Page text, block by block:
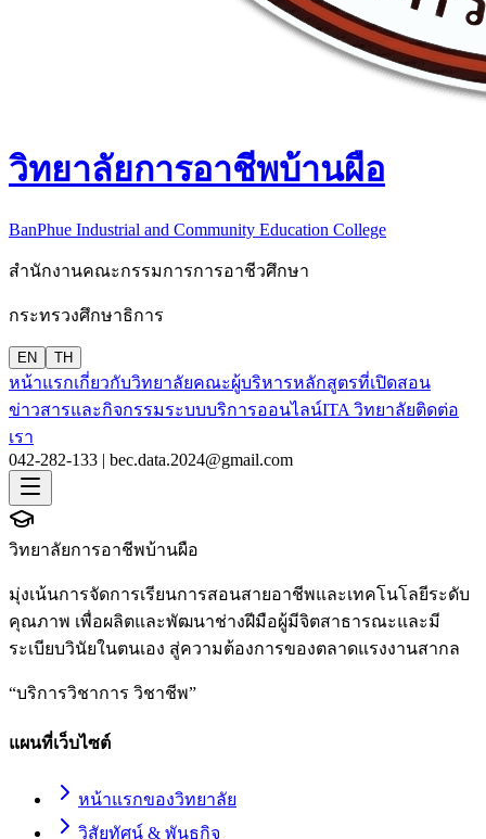
วิทยาลัยการอาชีพบ้านผือ
BanPhue Industrial and Community Education College
สำนักงานคณะกรรมการการอาชีวศึกษา
กระทรวงศึกษาธิการ
EN TH
หน้าแรกเกี่ยวกับวิทยาลัยคณะผู้บริหารหลักสูตรที่เปิดสอน
ข่าวสารและกิจกรรมระบบบริการออนไลน์ITA วิทยาลัยติดต่อ
เรา
042-282-133 | bec.data.2024@gmail.com
วิทยาลัยการอาชีพบ้านผือ
มุ่งเน้นการจัดการเรียนการสอนสายอาชีพและเทคโนโลยีระดับ
คุณภาพ เพื่อผลิตและพัฒนาช่างฝีมือผู้มีจิตสาธารณะและมี
ระเบียบวินัยในตนเอง สู่ความต้องการของตลาดแรงงานสากล
“บริการวิชาการ วิชาชีพ”
แผนที่เว็บไซต์
หน้าแรกของวิทยาลัย
วิสัยทัศน์ & พันธกิจ